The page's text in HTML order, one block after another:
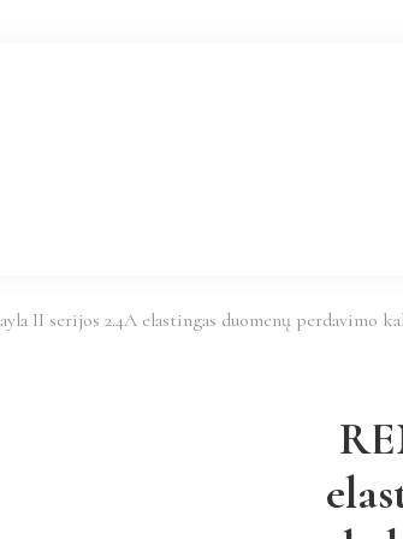
II serijos 2.4A elastingas duomenų perdavimo